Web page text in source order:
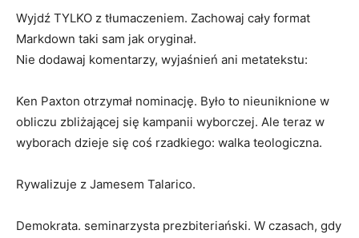
Wyjdź TYLKO z tłumaczeniem. Zachowaj cały format
Markdown taki sam jak oryginał.
Nie dodawaj komentarzy, wyjaśnień ani metatekstu:
Ken Paxton otrzymał nominację. Było to nieuniknione w
obliczu zbliżającej się kampanii wyborczej. Ale teraz w
wyborach dzieje się coś rzadkiego: walka teologiczna.
Rywalizuje z Jamesem Talarico.
Demokrata. seminarzysta prezbiteriański. W czasach, gdy